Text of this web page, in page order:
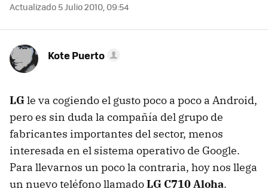
Actualizado 5 Julio 2010, 09:54
Kote Puerto
LGle va cogiendo el gusto poco a poco a Android,
pero es sin duda la compañía del grupo de
fabricantes importantes del sector, menos
interesada en el sistema operativo de Google.
Para llevarnos un poco la contraria, hoy nos llega
un nuevo teléfono llamadoLG C710 Aloha.